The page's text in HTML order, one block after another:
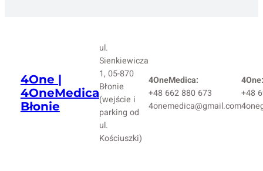
4One |
4OneMedica
Błonie
ul.
Sienkiewicza
1, 05-870
Błonie
(wejście i
parking od
ul.
Kościuszki)
4OneMedica:
+48 662 880 673
4onemedica@gmail.com
4One:
+48